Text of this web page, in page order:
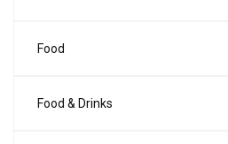
Food
Food & Drinks